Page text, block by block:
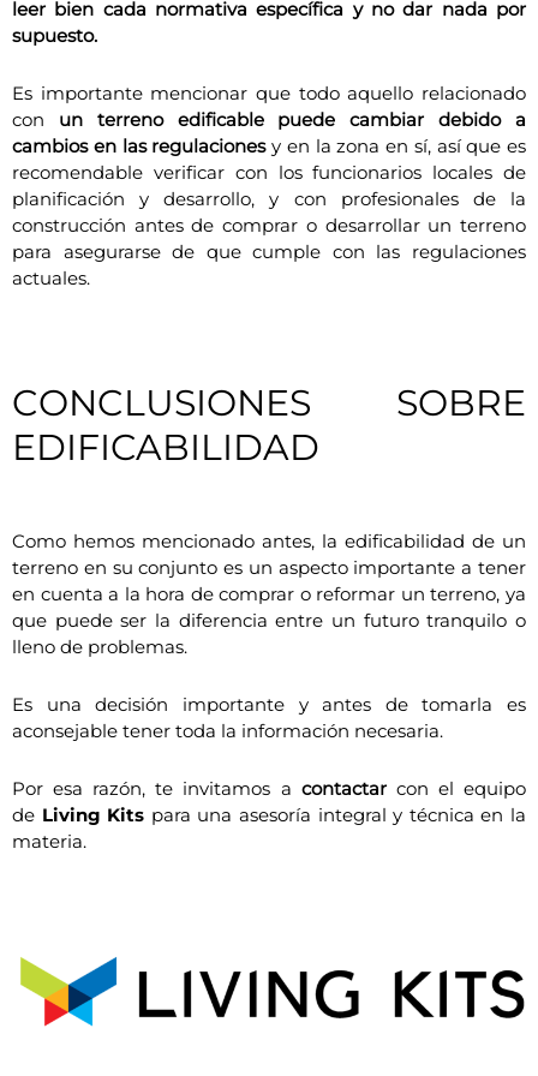
leer bien cada normativa específica y no dar nada por
supuesto.
Es importante mencionar que todo aquello relacionado
con un terreno edificable puede cambiar debido a
cambios en las regulacionesy en la zona en sí, así que es
recomendable verificar con los funcionarios locales de
planificación y desarrollo, y con profesionales de la
construcción antes de comprar o desarrollar un terreno
para asegurarse de que cumple con las regulaciones
actuales.
CONCLUSIONES SOBRE
EDIFICABILIDAD
Como hemos mencionado antes, la edificabilidad de un
terreno en su conjunto es un aspecto importante a tener
en cuenta a la hora de comprar o reformar un terreno, ya
que puede ser la diferencia entre un futuro tranquilo o
lleno de problemas.
Es una decisión importante y antes de tomarla es
aconsejable tener toda la información necesaria.
Por esa razón, te invitamos a contactar con el equipo
de Living Kits para una asesoría integral y técnica en la
materia.